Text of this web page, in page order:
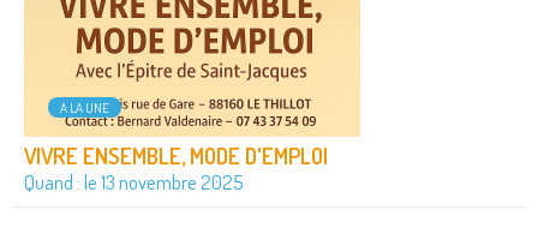
A LA UNE
VIVRE ENSEMBLE, MODE D'EMPLOI
Quand : le 13 novembre 2025